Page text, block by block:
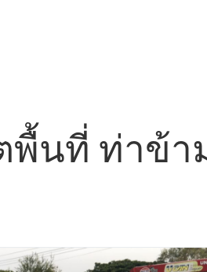
พื้นที่ ท่าข้า